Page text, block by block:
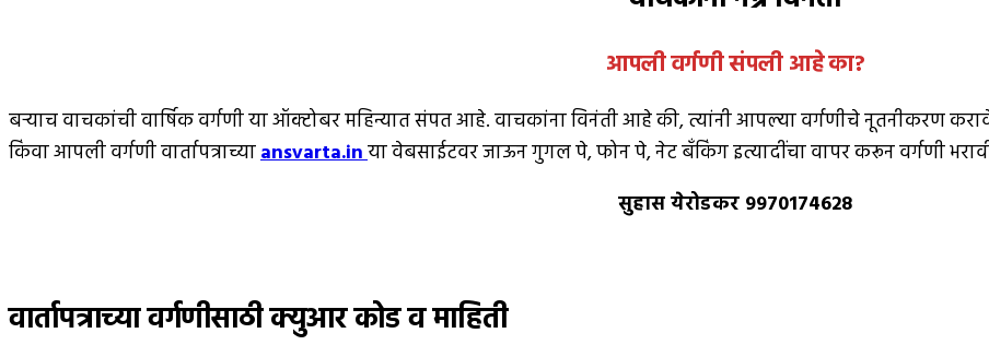
आपली वर्गणी संपली आहेका?
बर्‍याच वाचकांची वार्षिक वर्गणी या ऑक्टोबर महिन्यात संपत आहे. वाचकांना विनंती आहे की, त्यांनी आपल्या वर्गणीचे नूतनीकरण
किंवा आपली वर्गणी वार्तापत्राच्याansvarta.inया वेबसाईटवर जाऊन गुगल पे, फोन पे, नेट बँकिंग इत्यादींचा वापर करून वर्गणी
सुहास येरोडकर 9970174628
वार्तापत्राच्या वर्गणीसाठी क्युआर कोड व माहिती